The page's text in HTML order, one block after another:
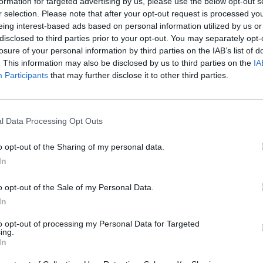
selection. Please note that after your opt-out request is processed
interest-based ads based on personal information utilized by us
to third parties prior to your opt-out. You may separately
of your personal information by third parties on the IAB’s list of
This information may also be disclosed by us to third parties on the
Participants that may further disclose it to other third parties.
Data Processing Opt Outs
opt-out of the Sharing of my personal data.
opt-out of the Sale of my Personal Data.
opt-out of processing my Personal Data for Targeted
Arrêt cardiaque, anémie, vitiligo, carences… L’état
santé, voire même déceler de graves maladies.
La plupart des gens possèdent une forme de demi-lune
”. Elle est beaucoup
autres doigts et peut fournir des indices sur la santé
L’absence de lunule au pouce peut être un
suggère souvent une carence en vitamines, en fer ou
malnutrition.
Les ongles : un indicateur de
De nombreuses pathologies peuvent être détectées à
Pour rester en forme, les ongles nécessitent en effet
comme les cheveux. Si votre corps est carencé ou mal
: